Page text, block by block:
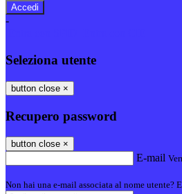
-
Seleziona utente
button close ×
Recupero password
button close ×
E-mail
Non hai una e-mail associata al nome utente?